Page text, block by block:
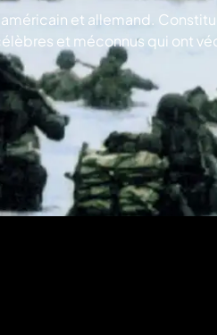
et allemand.
et méconnus qui ont